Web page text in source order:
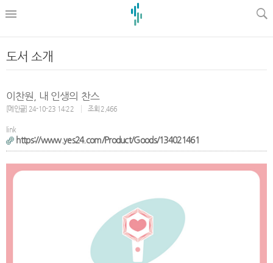
도서 소개
이찬원, 내 인생의 찬스
[메인글] 24-10-23 14:22 조회 2,466
link
https://www.yes24.com/Product/Goods/134021461